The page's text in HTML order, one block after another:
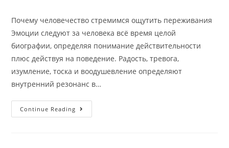
Почему человечество стремимся ощутить переживания
Эмоции следуют за человека всё время целой
биографии, определяя понимание действительности
плюс действуя на поведение. Радость, тревога,
изумление, тоска и воодушевление определяют
внутренний резонанс в…
Continue Reading Почему
Человечество